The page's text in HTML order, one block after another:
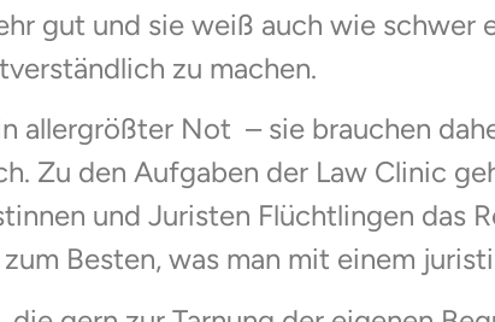
gut und sie weiß auch wie schwer
zu machen.
allergrößter Not – sie brauchen
Zu den Aufgaben der Law Clinic
und Juristen Flüchtlingen das
Besten, was man mit einem